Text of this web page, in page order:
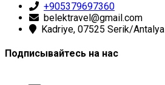
+905379697360
belektravel@gmail.com
Kadriye, 07525 Serik/Antalya
Подписывайтесь на нас